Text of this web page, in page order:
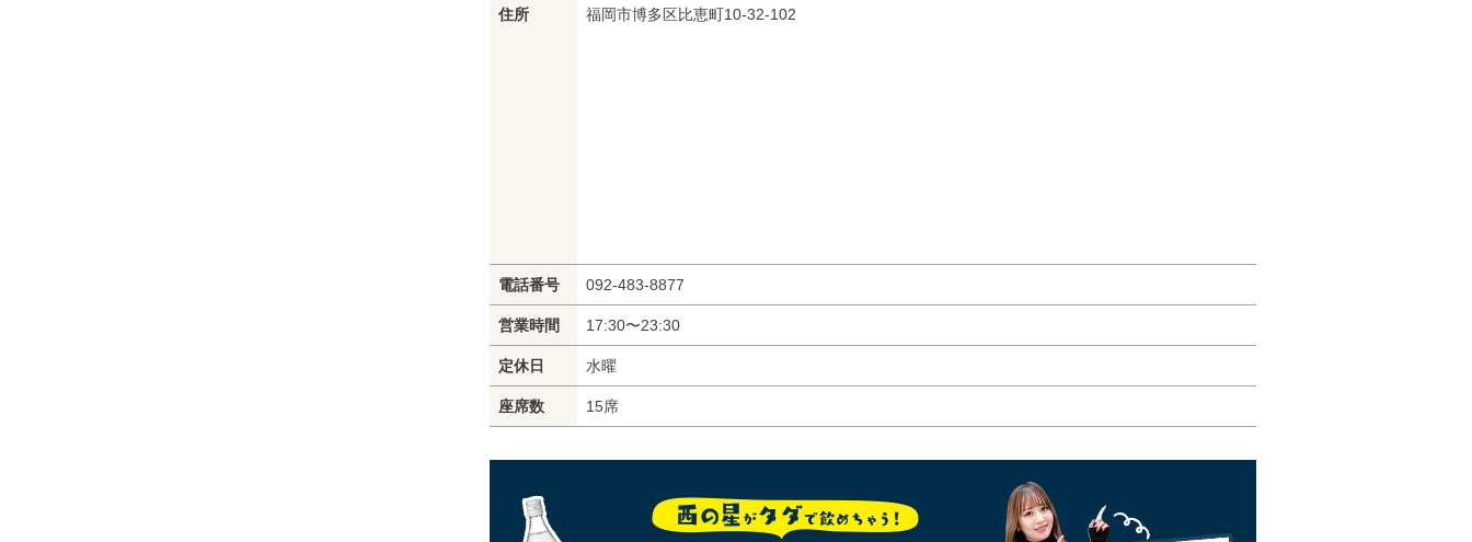
住所 福岡市博多区比恵町10-32-102
電話番号 092-483-8877
営業時間 17:30〜23:30
定休日 水曜
座席数 15席